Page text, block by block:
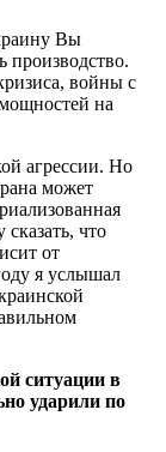
Вы
производство.
войны с
на
агрессии. Но
может
сказать, что
от
я услышал
ситуации в
ударили по